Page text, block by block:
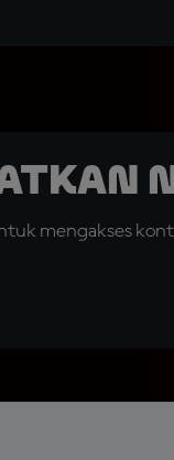
mengakses